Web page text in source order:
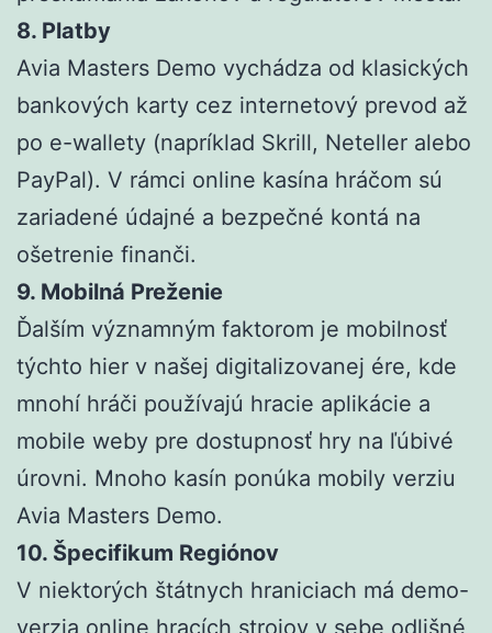
8. Platby
Avia Masters Demo vychádza od klasických
bankových karty cez internetový prevod až
po e-wallety (napríklad Skrill, Neteller alebo
PayPal). V rámci online kasína hráčom sú
zariadené údajné a bezpečné kontá na
ošetrenie finanči.
9. Mobilná Preženie
Ďalším významným faktorom je mobilnosť
týchto hier v našej digitalizovanej ére, kde
mnohí hráči používajú hracie aplikácie a
mobile weby pre dostupnosť hry na ľúbivé
úrovni. Mnoho kasín ponúka mobily verziu
Avia Masters Demo.
10. Špecifikum Regiónov
V niektorých štátnych hraniciach má demo-
verzia online hracích strojov v sebe odlišné